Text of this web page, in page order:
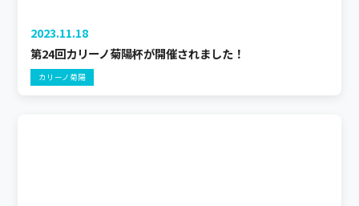
2023.11.18
第24回カリーノ菊陽杯が開催されました！
カリーノ菊陽